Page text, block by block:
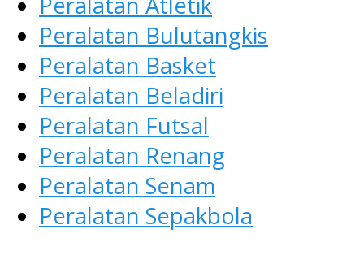
Peralatan Bulutangkis
Peralatan Basket
Peralatan Beladiri
Peralatan Futsal
Peralatan Renang
Peralatan Senam
Peralatan Sepakbola